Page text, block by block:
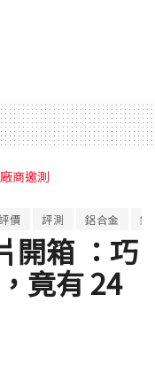
商邀測
價 評測 鋁合金 錄
開箱 ：巧
竟有 24